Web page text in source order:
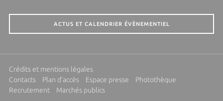
ACTUS ET CALENDRIER ÉVÈNEMENTIEL
Crédits et mentions légales
Contacts
Plan d'accès Espace presse
Photothèque
Recrutement
Marchés publics